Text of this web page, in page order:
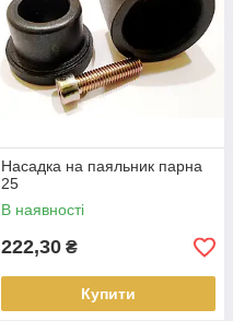
Насадка на паяльник парна
25
В наявності
222,30 ₴
Купити